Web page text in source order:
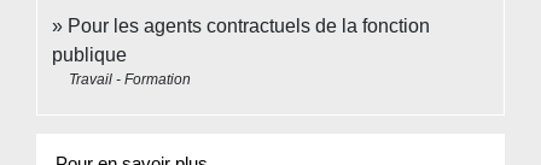
Pour les agents contractuels de la fonction
publique
Travail - Formation